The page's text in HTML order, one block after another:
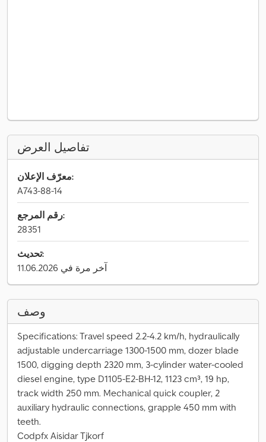
تفاصيل العرض
معرّف الإعلان:
A743-88-14
رقم المرجع:
28351
تحديث:
آخر مرة في 11.06.2026
وصف
Specifications: Travel speed 2.2-4.2 km/h, hydraulically
adjustable undercarriage 1300-1500 mm, dozer blade
1500, digging depth 2320 mm, 3-cylinder water-cooled
diesel engine, type D1105-E2-BH-12, 1123 cm³, 19 hp,
track width 250 mm. Mechanical quick coupler, 2
auxiliary hydraulic connections, grapple 450 mm with
teeth.
Codpfx Aisidar Tjkorf